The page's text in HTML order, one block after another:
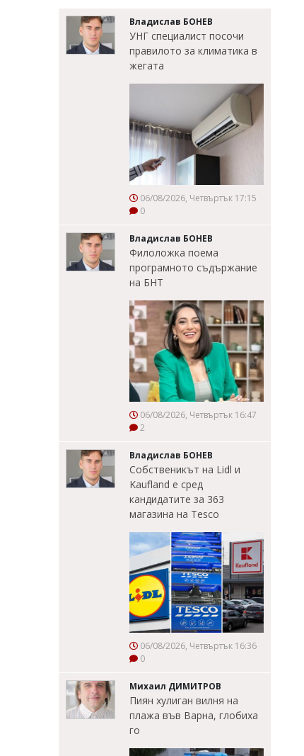
Владислав БОНЕВ
УНГ специалист посочи
правилото за климатика в
жегата
06/08/2026, Четвъртък 17:15
0
Владислав БОНЕВ
Филоложка поема
програмното съдържание
на БНТ
06/08/2026, Четвъртък 16:47
2
Владислав БОНЕВ
Собственикът на Lidl и
Kaufland е сред
кандидатите за 363
магазина на Tesco
06/08/2026, Четвъртък 16:36
0
Михаил ДИМИТРОВ
Пиян хулиган вилня на
плажа във Варна, глобиха
го